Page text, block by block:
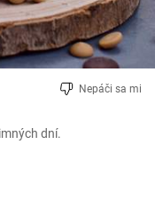
Nepáči sa mi
dní.